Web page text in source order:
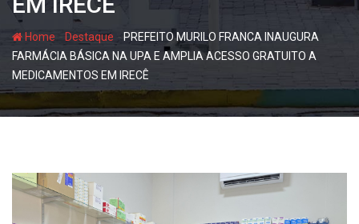
Home - Destaque - PREFEITO MURILO FRANCA INAUGURA
FARMÁCIA BÁSICA NA UPA E AMPLIA ACESSO GRATUITO A
MEDICAMENTOS EM IRECÊ